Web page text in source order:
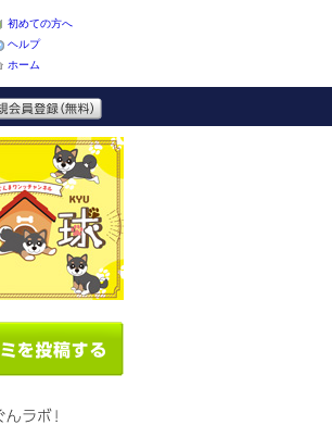
初めての方へ
ヘルプ
ホーム